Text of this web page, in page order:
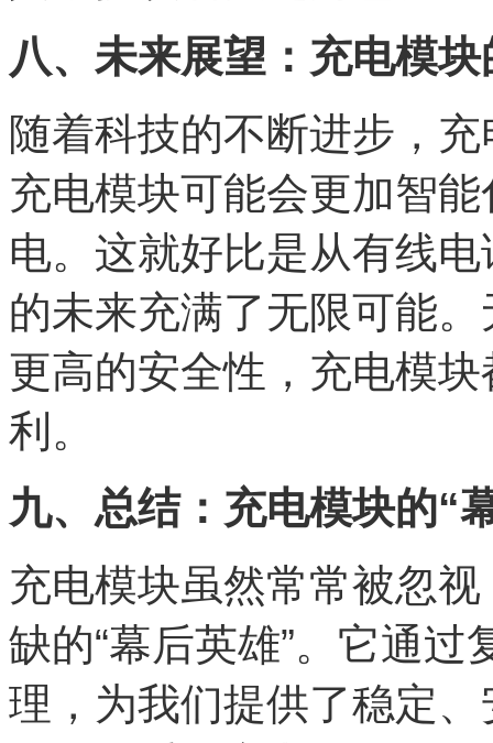
八、未来展望：充电模
随着科技的不断进步，
充电模块可能会更加智
电。这就好比是从有线
的未来充满了无限可能
更高的安全性，充电模
利。
九、总结：充电模块的“
充电模块虽然常常被忽
缺的“幕后英雄”。它通
理，为我们提供了稳定